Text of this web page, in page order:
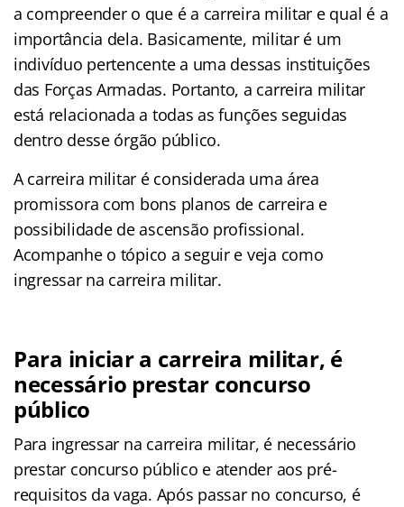
a compreender o que é a carreira militar e qual é a
importância dela. Basicamente, militar é um
indivíduo pertencente a uma dessas instituições
das Forças Armadas. Portanto, a carreira militar
está relacionada a todas as funções seguidas
dentro desse órgão público.
A carreira militar é considerada uma área
promissora com bons planos de carreira e
possibilidade de ascensão profissional.
Acompanhe o tópico a seguir e veja como
ingressar na carreira militar.
Para iniciar a carreira militar, é
necessário prestar concurso
público
Para ingressar na carreira militar, é necessário
prestar concurso público e atender aos pré-
requisitos da vaga. Após passar no concurso, é